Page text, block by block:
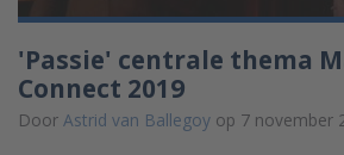
'Passie' centrale thema
Connect 2019
Door Astrid van Ballegoy op 7 november